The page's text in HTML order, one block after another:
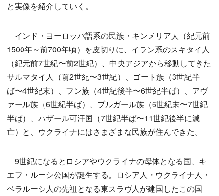
と実像を紹介していく。
インド・ヨーロッパ語系の民族・キンメリア人（紀元前
1500年～前700年頃）を皮切りに、イラン系のスキタイ人
（紀元前7世紀〜前2世紀）、中央アジアから移動してきた
サルマタイ人（前2世紀〜3世紀）、ゴート族（3世紀半
ば〜4世紀末）、フン族（4世紀後半〜6世紀半ば）、アヴ
ァール族（6世紀半ば）、ブルガール族（6世紀末〜7世紀
半ば）、ハザール可汗国（7世紀半ば〜11世紀後半に滅
亡）と、ウクライナにはさまざまな民族が住んできた。
9世紀になるとロシアやウクライナの母体となる国、キ
エフ・ルーシ公国が誕生する。ロシア人・ウクライナ人・
ベラルーシ人の先祖となる東スラヴ人が建国したこの国